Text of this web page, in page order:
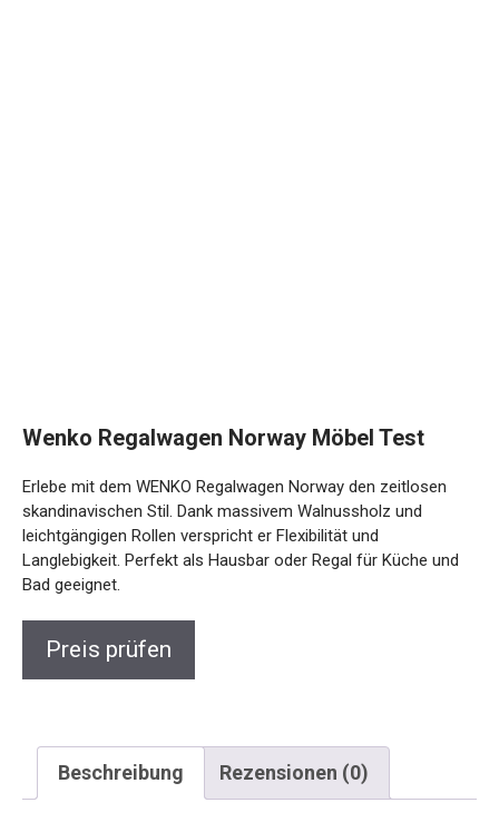
Wenko Regalwagen Norway Möbel Test
Erlebe mit dem WENKO Regalwagen Norway den zeitlosen
skandinavischen Stil. Dank massivem Walnussholz und
leichtgängigen Rollen verspricht er Flexibilität und
Langlebigkeit. Perfekt als Hausbar oder Regal für Küche und
Bad geeignet.
Preis prüfen
Beschreibung Rezensionen (0)